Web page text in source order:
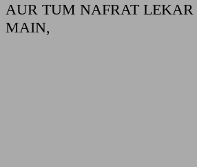
AUR TUM NAFRAT
MAIN,